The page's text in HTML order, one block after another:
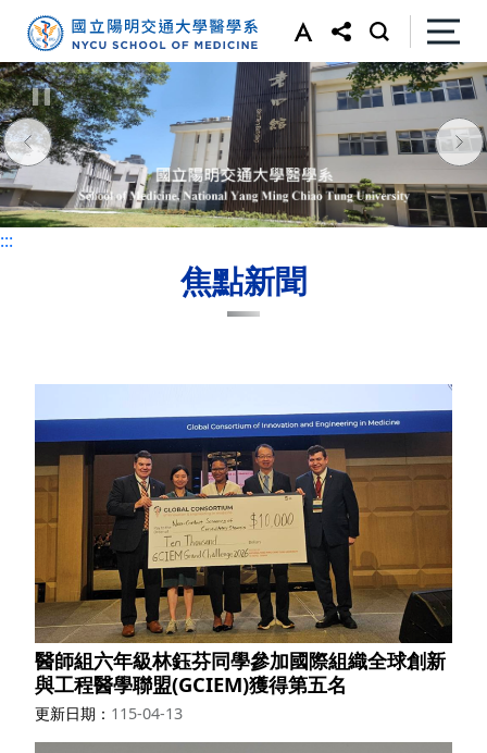
:::
:::
焦點新聞
醫師組六年級林鈺芬同學參加國際組織全球創新
與工程醫學聯盟(GCIEM)獲得第五名
更新日期 115-04-13